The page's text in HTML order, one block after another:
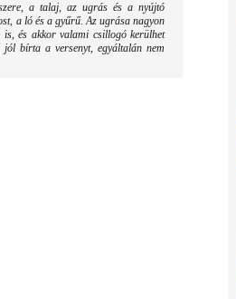
a talaj, az ugrás és a nyújtó
a ló és a gyűrű. Az ugrása nagyon
és akkor valami csillogó kerülhet
jól bírta a versenyt, egyáltalán nem